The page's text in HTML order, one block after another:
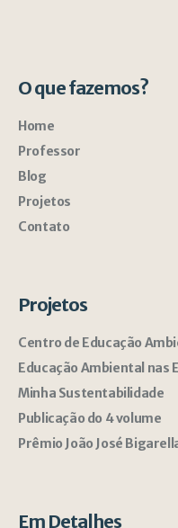
O que fazemos?
Home
Professor
Blog
Projetos
Contato
Projetos
Centro de Educação
Educação Ambiental nas
Minha Sustentabilidade
Publicação do 4 volume
Prêmio João José
Em Detalhes